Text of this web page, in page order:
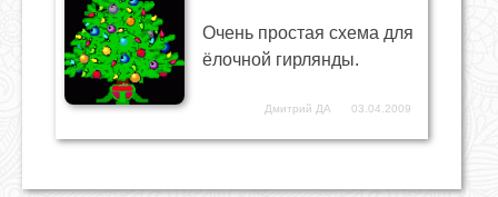
Очень простая схема для
ёлочной гирлянды.
Дмитрий ДА 03.04.2009